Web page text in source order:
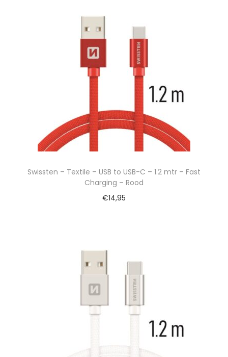
Swissten – Textile – USB to USB-C – 1.2 mtr – Fast
Charging – Rood
€14,95